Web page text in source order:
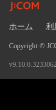
ホーム 利
Copyright ©